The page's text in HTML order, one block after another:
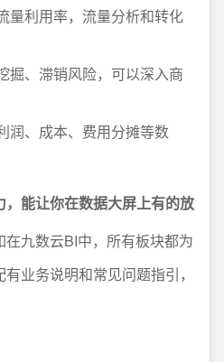
量利用率，流量分析和转化
掘、滞销风险，可以深入商
润、成本、费用分摊等数
能让你在数据大屏上有的放
在九数云BI中，所有板块都为
业务说明和常见问题指引，